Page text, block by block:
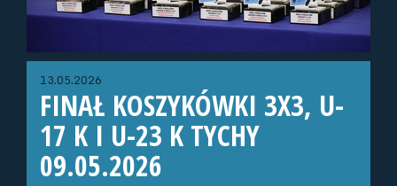
13.05.2026
FINAŁ KOSZYKÓWKI 3X3, U-
17 K I U-23 K TYCHY
09.05.2026